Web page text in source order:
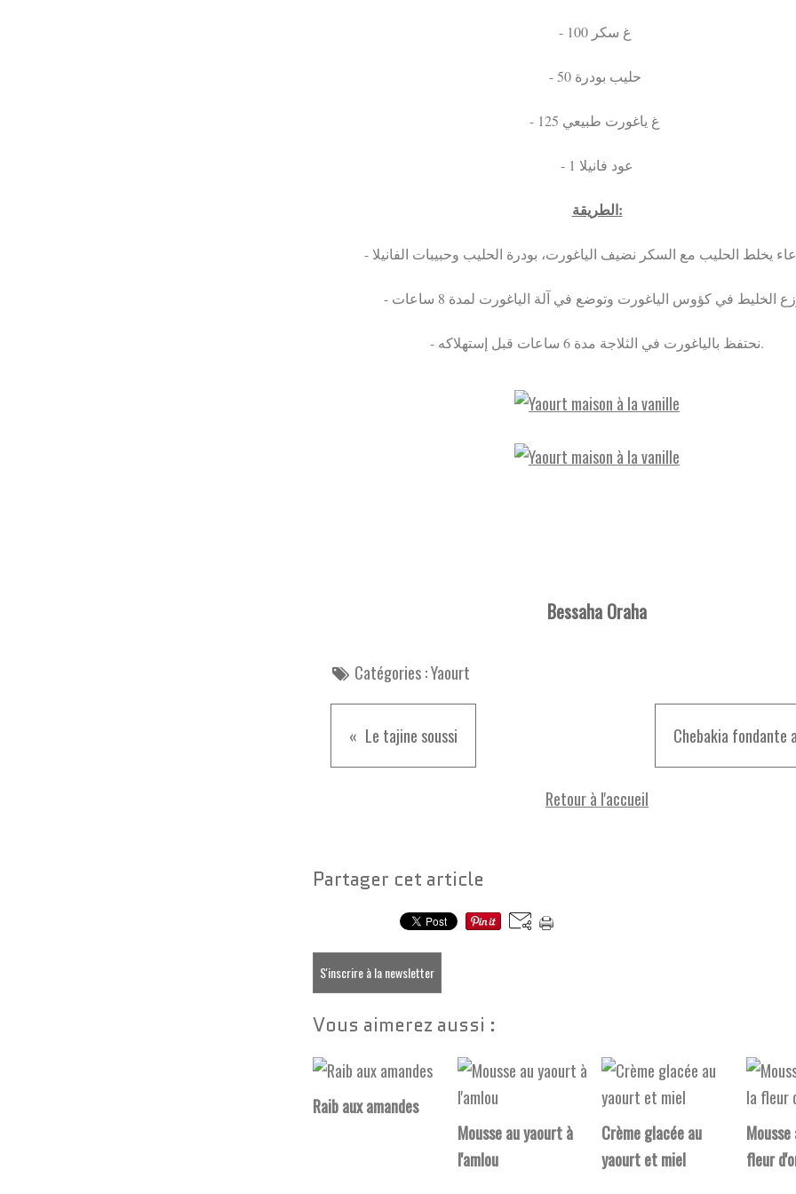
- 1 عود فانيلا
الطريقة:
- نحتفظ بالياغورت في الثلاجة مدة 6 ساعات قبل إستهلاكه.
Bessaha Oraha
Catégories :Yaourt
Le tajine soussi Chebakia fondante
Retour à l'accueil
Partager cet article
S'inscrire à la newsletter
Vous aimerez aussi :
Raib aux amandes
Mousse au yaourt à
l'amlou
Crème glacée au
yaourt et miel
fleur